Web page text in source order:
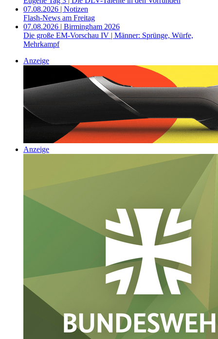
07.08.2026 | Notizen
Flash-News am Freitag
07.08.2026 | Birmingham 2026
Die große EM-Vorschau IV | Männer: Sprünge, Würfe,
Mehrkampf
Anzeige
Anzeige